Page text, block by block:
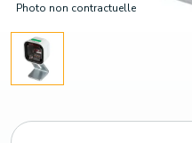
Photo non contractuelle